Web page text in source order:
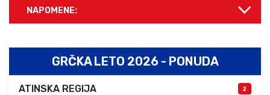
NAPOMENE:
GRČKA LETO 2026 - PONUDA
ATINSKA REGIJA 2